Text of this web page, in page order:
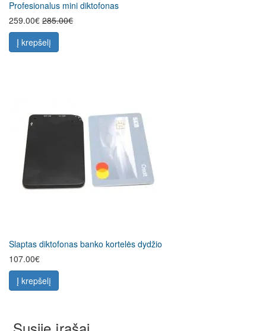
Profesionalus mini diktofonas
259.00€ 285.00€
Į krepšelį
Slaptas diktofonas banko kortelės dydžio
107.00€
Į krepšelį